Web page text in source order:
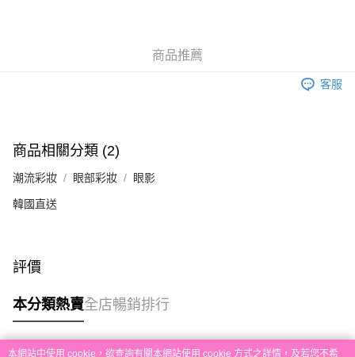
本地配送
每筆HK$30.00，滿HK$580.00或以上免運費
門市自取
其他地區配送
商品推薦
客服
商品相關分類 (2)
潮流彩妝 眼部彩妝 眼影
韓國直送
評價
本分類熱賣全店暢銷排行
本網站中使用 cookie，欲查詢有關本網站使用 cookie 方式之詳情，及若您不希